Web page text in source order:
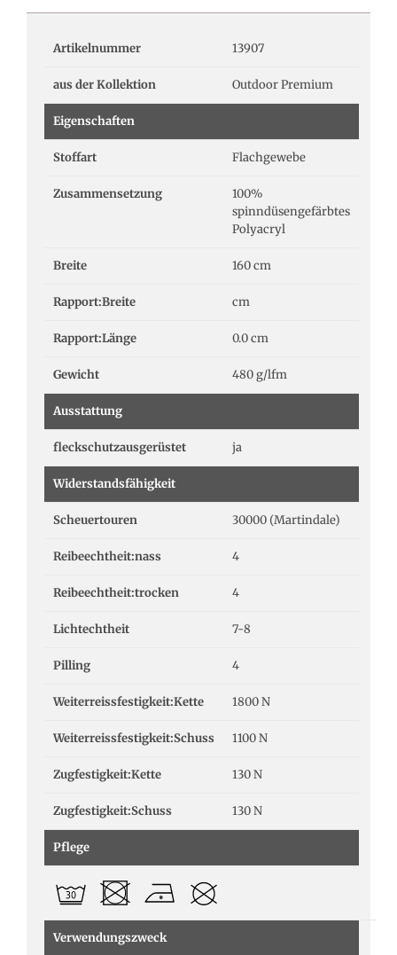
Artikelnummer 13907
aus der Kollektion Outdoor Premium
Eigenschaften
Stoffart Flachgewebe
Zusammensetzung
100%
spinndüsengefärbtes
Polyacryl
Breite 160 cm
Rapport:Breite cm
Rapport:Länge 0.0 cm
Gewicht 480 g/lfm
Ausstattung
fleckschutzausgerüstet ja
Widerstandsfähigkeit
Scheuertouren 30000 (Martindale)
Reibeechtheit:nass 4
Reibeechtheit:trocken 4
Lichtechtheit 7-8
Pilling 4
Weiterreissfestigkeit:Kette 1800 N
Weiterreissfestigkeit:Schuss 1100 N
Zugfestigkeit:Kette 130 N
Zugfestigkeit:Schuss 130 N
Pflege
Verwendungszweck